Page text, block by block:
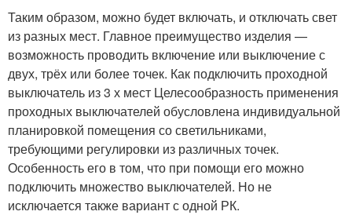
Таким образом, можно будет включать, и отключать свет
из разных мест. Главное преимущество изделия —
возможность проводить включение или выключение с
двух, трёх или более точек. Как подключить проходной
выключатель из 3 х мест Целесообразность применения
проходных выключателей обусловлена индивидуальной
планировкой помещения со светильниками,
требующими регулировки из различных точек.
Особенность его в том, что при помощи его можно
подключить множество выключателей. Но не
исключается также вариант с одной РК.